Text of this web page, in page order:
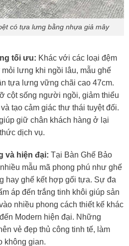
có tựa lưng bằng nhựa giả mây
tối ưu: Khác với các loại đệm
lưng khi ngồi lâu, mẫu ghế
tựa lưng vững chãi cao 47cm.
cột sống người ngồi, giảm thiểu
tạo cảm giác thư thái tuyệt đối.
giữ chân khách hàng ở lại
dịch vụ.
và hiện đại: Tại Bàn Ghế Bảo
mẫu mã phong phú như ghế
hay ghế kết hợp gối tựa. Sự đa
áp đến trắng tinh khôi giúp sản
nhiều phong cách thiết kế khác
Modern hiện đại. Những
vẻ đẹp thủ công tinh tế, làm
không gian.